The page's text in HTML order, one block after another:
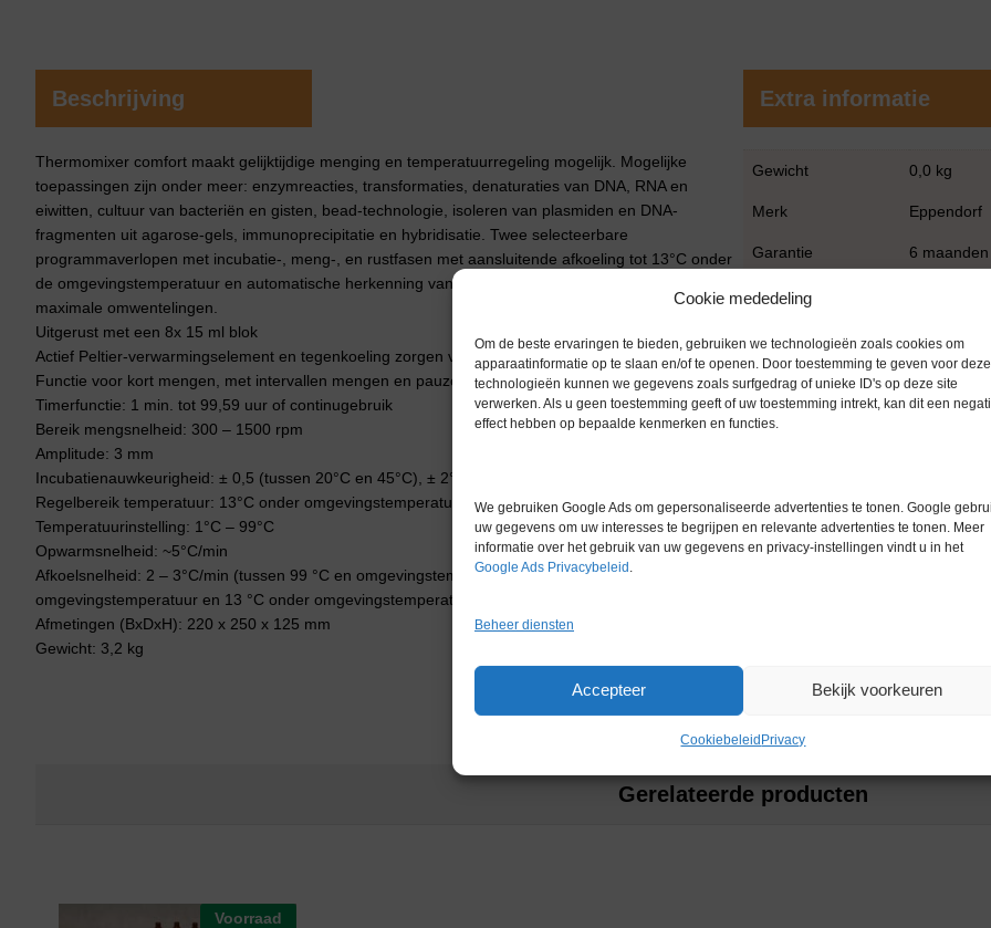
Cookie mededeling
Om de beste ervaringen te bieden, gebruiken we technologieën zoals cookies om
apparaatinformatie op te slaan en/of te openen. Door toestemming te geven voor deze
technologieën kunnen we gegevens zoals surfgedrag of unieke ID's op deze site
verwerken. Als u geen toestemming geeft of uw toestemming intrekt, kan dit een
effect hebben op bepaalde kenmerken en functies.
We gebruiken Google Ads om gepersonaliseerde advertenties te tonen. Google
uw gegevens om uw interesses te begrijpen en relevante advertenties te tonen. Meer
informatie over het gebruik van uw gegevens en privacy-instellingen vindt u in het
Google Ads Privacybeleid .
Beheer diensten
Accepteer Bekijk voorkeuren
CookiebeleidPrivacy
Beschrijving
Thermomixer comfort maakt gelijktijdige menging en temperatuurregeling mogelijk. Mogelijke
toepassingen zijn onder meer: enzymreacties, transformaties, denaturaties van DNA, RNA en
eiwitten, cultuur van bacteriën en gisten, bead-technologie, isoleren van plasmiden en DNA-
fragmenten uit agarose-gels, immunoprecipitatie en hybridisatie. Twee selecteerbare
programmaverlopen met incubatie-, meng-, en rustfasen met aansluitende afkoeling tot 13°C onder
de omgevingstemperatuur en automatische herkenning van het thermoblok en weergave van
maximale omwentelingen.
Uitgerust met een 8x 15 ml blok
Actief Peltier-verwarmingselement en tegenkoeling zorgen voor een brede temperatuurregeling
Functie voor kort mengen, met intervallen mengen en pauzefunctie
Timerfunctie: 1 min. tot 99,59 uur of continugebruik
Bereik mengsnelheid: 300 – 1500 rpm
Amplitude: 3 mm
Incubatienauwkeurigheid: ± 0,5 (tussen 20°C en 45°C), ± 2°C (onder 20°C en boven 45°C)
Regelbereik temperatuur: 13°C onder omgevingstemperatuur tot 99°C
Temperatuurinstelling: 1°C – 99°C
Opwarmsnelheid: ~5°C/min
Afkoelsnelheid: 2 – 3°C/min (tussen 99 °C en omgevingstemperatuur), 0,5 – 1°C/min (tussen
omgevingstemperatuur en 13 °C onder omgevingstemperatuur)
Afmetingen (BxDxH): 220 x 250 x 125 mm
Gewicht: 3,2 kg
Extra informatie
Gewicht 0,0 kg
Merk Eppendorf
Garantie 6 maanden
Conditie
Gerelateerde producten
Voorraad